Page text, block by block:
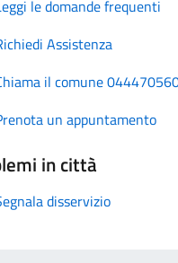
le domande frequenti
Assistenza
il comune
un appuntamento
in città
disservizio